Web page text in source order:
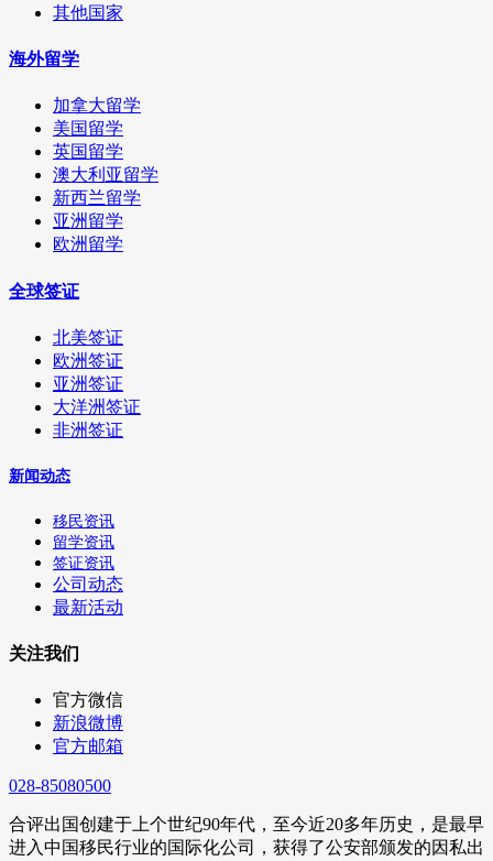
其他国家
海外留学
加拿大留学
美国留学
英国留学
澳大利亚留学
新西兰留学
亚洲留学
欧洲留学
全球签证
北美签证
欧洲签证
亚洲签证
大洋洲签证
非洲签证
新闻动态
移民资讯
留学资讯
签证资讯
公司动态
最新活动
关注我们
官方微信
新浪微博
官方邮箱
028-85080500
合评出国创建于上个世纪90年代，至今近20多年历史，是最早
进入中国移民行业的国际化公司，获得了公安部颁发的因私出